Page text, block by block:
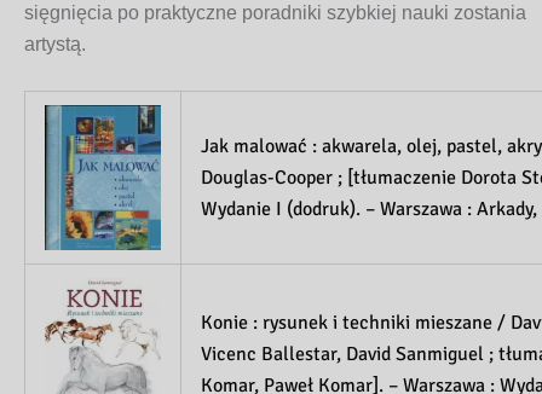
sięgnięcia po praktyczne poradniki szybkiej nauki zostania
artystą.
Jak malować : akwarela, olej, pastel,
Douglas-Cooper ; [tłumaczenie Dorota
Wydanie I (dodruk). – Warszawa : Arkady,
Konie : rysunek i techniki mieszane /
Vicenc Ballestar, David Sanmiguel ;
Komar, Paweł Komar]. – Warszawa :